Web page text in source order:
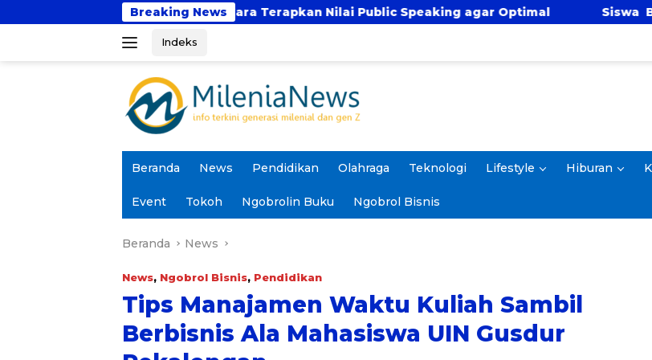
ke
Breaking News
Cara Terapkan Nilai Public Speaking agar Optimal Siswa Baru SMP dan SMA
Indeks
Beranda News Pendidikan Olahraga Teknologi Lifestyle Hiburan
Event Tokoh Ngobrolin Buku Ngobrol Bisnis
Beranda News
News, Ngobrol Bisnis, Pendidikan
Tips Manajamen Waktu Kuliah Sambil
Berbisnis Ala Mahasiswa UIN Gusdur